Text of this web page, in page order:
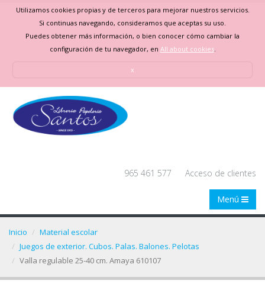
Utilizamos cookies propias y de terceros para mejorar nuestros servicios.
Si continuas navegando, consideramos que aceptas su uso.
Puedes obtener más información, o bien conocer cómo cambiar la
configuración de tu navegador, en All about cookies.
x
965 461 577 Acceso de clientes
Menú
Inicio
Material escolar
Juegos de exterior. Cubos. Palas. Balones. Pelotas
Valla regulable 25-40 cm. Amaya 610107